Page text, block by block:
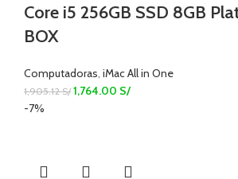
Core i5 256GB SSD 8GB
BOX
Computadoras iMac All in One
1,905.12S/ 1,764.00 S/
-7%